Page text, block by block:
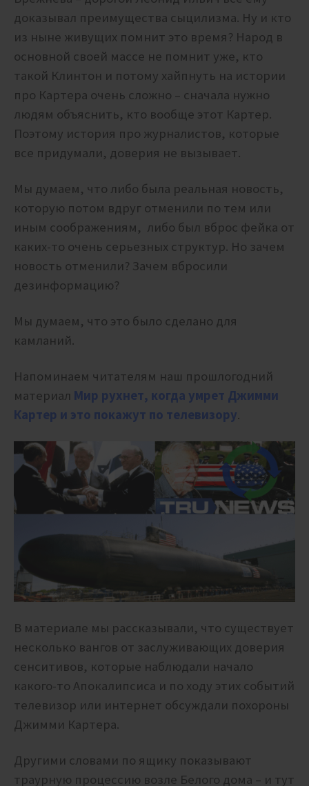
доказывал преимущества сыцилизма. Ну и кто
из ныне живущих помнит это время? Народ в
основной своей массе не помнит уже, кто
такой Клинтон и потому хайпнуть на истории
про Картера очень сложно – сначала нужно
людям объяснить, кто вообще этот Картер.
Поэтому история про журналистов, которые
все придумали, доверия не вызывает.
Мы думаем, что либо была реальная новость,
которую потом вдруг отменили по тем или
иным соображениям, либо был вброс фейка от
каких-то очень серьезных структур. Но зачем
новость отменили? Зачем вбросили
дезинформацию?
Мы думаем, что это было сделано для
камланий.
Напоминаем читателям наш прошлогодний
материал Мир рухнет, когда умрет Джимми
Картер и это покажут по телевизору.
В материале мы рассказывали, что существует
несколько вангов от заслуживающих доверия
сенситивов, которые наблюдали начало
какого-то Апокалипсиса и по ходу этих событий
телевизор или интернет обсуждали похороны
Джимми Картера.
Другими словами по ящику показывают
траурную процессию возле Белого дома – и тут